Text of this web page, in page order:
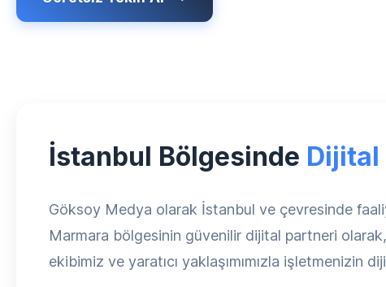
İstanbul Bölgesinde Dijital
Göksoy Medya olarak İstanbul ve çevresinde
Marmara bölgesinin güvenilir dijital partneri
ekibimiz ve yaratıcı yaklaşımımızla işletmenizin